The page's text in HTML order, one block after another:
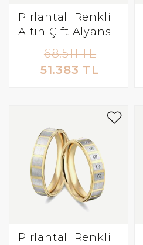
Pırlantalı Renkli
Altın Çift Alyans
68.511 TL
51.383 TL
Pırlantalı Renkli